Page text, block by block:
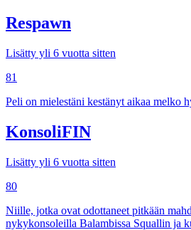
Respawn
Lisätty yli 6 vuotta sitten
81
Peli on mielestäni kestänyt aikaa melko
KonsoliFIN
Lisätty yli 6 vuotta sitten
80
Niille, jotka ovat odottaneet pitkään
nykykonsoleilla Balambissa Squallin ja